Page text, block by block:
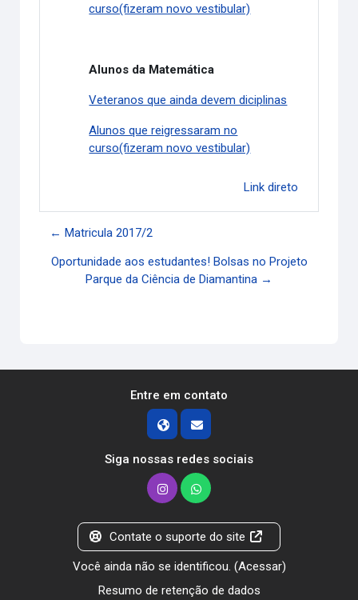
curso(fizeram novo vestibular)
Alunos da Matemática
Veteranos que ainda devem diciplinas
Alunos que reigressaram no
curso(fizeram novo vestibular)
Link direto
← Matricula 2017/2
Oportunidade aos estudantes! Bolsas no Projeto
Parque da Ciência de Diamantina →
Entre em contato
Siga nossas redes sociais
Contate o suporte do site
Você ainda não se identificou. (Acessar)
Resumo de retenção de dados